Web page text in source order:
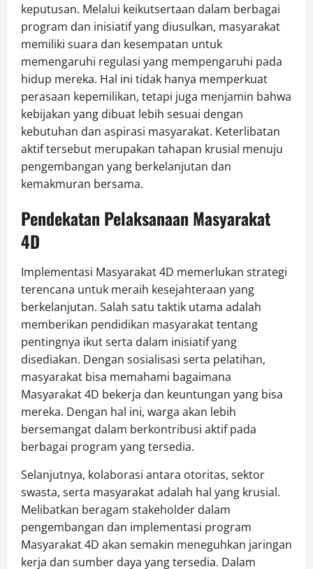
keputusan. Melalui keikutsertaan dalam berbagai
program dan inisiatif yang diusulkan, masyarakat
memiliki suara dan kesempatan untuk
memengaruhi regulasi yang mempengaruhi pada
hidup mereka. Hal ini tidak hanya memperkuat
perasaan kepemilikan, tetapi juga menjamin bahwa
kebijakan yang dibuat lebih sesuai dengan
kebutuhan dan aspirasi masyarakat. Keterlibatan
aktif tersebut merupakan tahapan krusial menuju
pengembangan yang berkelanjutan dan
kemakmuran bersama.
Pendekatan Pelaksanaan Masyarakat
4D
Implementasi Masyarakat 4D memerlukan strategi
terencana untuk meraih kesejahteraan yang
berkelanjutan. Salah satu taktik utama adalah
memberikan pendidikan masyarakat tentang
pentingnya ikut serta dalam inisiatif yang
disediakan. Dengan sosialisasi serta pelatihan,
masyarakat bisa memahami bagaimana
Masyarakat 4D bekerja dan keuntungan yang bisa
mereka. Dengan hal ini, warga akan lebih
bersemangat dalam berkontribusi aktif pada
berbagai program yang tersedia.
Selanjutnya, kolaborasi antara otoritas, sektor
swasta, serta masyarakat adalah hal yang krusial.
Melibatkan beragam stakeholder dalam
pengembangan dan implementasi program
Masyarakat 4D akan semakin meneguhkan jaringan
kerja dan sumber daya yang tersedia. Dalam